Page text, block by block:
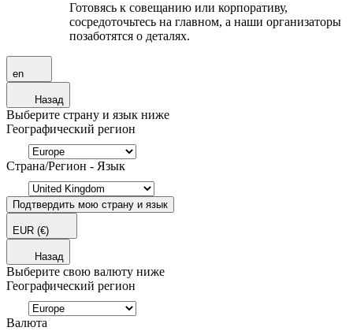
Готовясь к совещанию или корпоративу,
сосредоточьтесь на главном, а наши организаторы
позаботятся о деталях.
en
Назад
Выберите страну и язык ниже
Географический регион
Страна/Регион - Язык
Подтвердить мою страну и язык
EUR (€)
Назад
Выберите свою валюту ниже
Географический регион
Валюта